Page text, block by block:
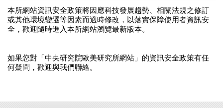
本所網站資訊安全政策將因應科技發展趨勢、相關法規之修訂
或其他環境變遷等因素而適時修改，以落實保障使用者資訊安
全，歡迎隨時進入本所網站瀏覽最新版本。
如果您對「中央研究院歐美研究所網站」的資訊安全政策有任
何疑問，歡迎與我們聯絡。